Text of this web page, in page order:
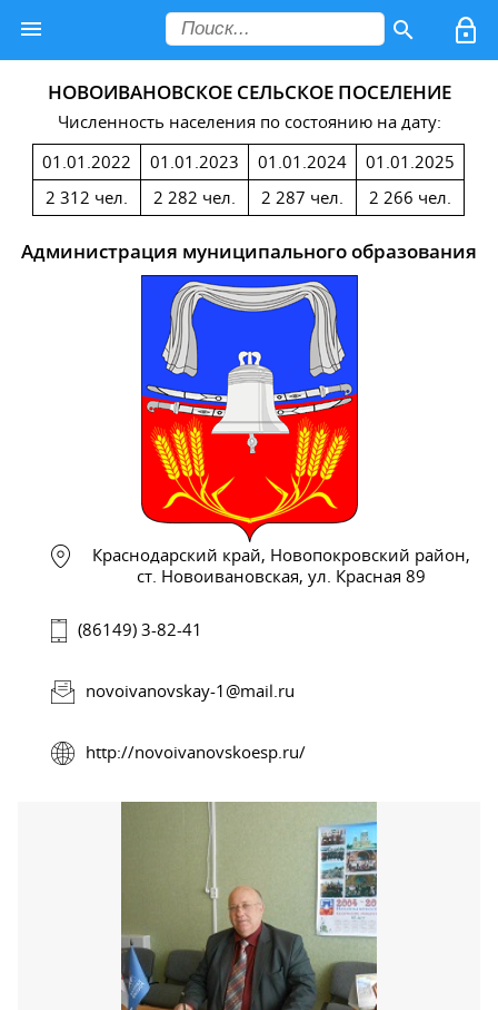
НОВОИВАНОВСКОЕ СЕЛЬСКОЕ ПОСЕЛЕНИЕ
Численность населения по состоянию на дату:
01.01.2022
2 312 чел.
01.01.2023
2 282 чел.
01.01.2024
2 287 чел.
01.01.2025
2 266 чел.
Администрация муниципального образования
Краснодарский край, Новопокровский район,
ст. Новоивановская, ул. Красная 89
(86149) 3-82-41
novoivanovskay-1@mail.ru
http://novoivanovskoesp.ru/